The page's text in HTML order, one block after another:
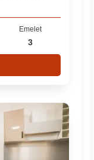
Emelet
3